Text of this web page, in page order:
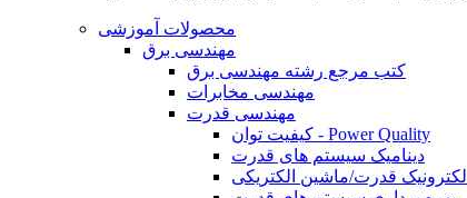
محصولات آموزشی
مهندسی برق
کتب مرجع رشته مهندسی برق
مهندسی مخابرات
مهندسی قدرت
کیفیت توان - Power Quality
دینامیک سیستم های قدرت
الکترونیک قدرت/ماشین الکتریکی